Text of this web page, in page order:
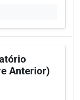
Anterior)